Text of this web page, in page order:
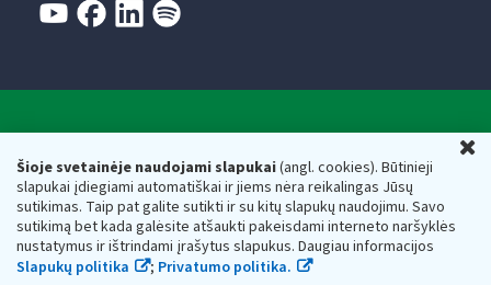
Šioje svetainėje naudojami slapukai(angl. cookies). Būtinieji
slapukai įdiegiami automatiškai ir jiems nėra reikalingas Jūsų
sutikimas. Taip pat galite sutikti ir su kitų slapukų naudojimu. Savo
sutikimą bet kada galėsite atšaukti pakeisdami interneto naršyklės
nustatymus ir ištrindami įrašytus slapukus. Daugiau informacijos
Slapukų politika
; Privatumo politika.
Respublikos finansų ministerijos
Biudžetinė įstaiga. Juridinio asmens kodas — 188659752,
adresas: Vasario 16-osios g. 14, 01107 Vilnius, Lietuva, el.paštas:
vmi@vmi.lt, E. pristatymo dėžutės adresas 188659752
Duomenys apie Valstybinę mokesčių inspekciją prie Lietuvos
Respublikos finansų ministerijos kaupiami ir saugomi Juridinių